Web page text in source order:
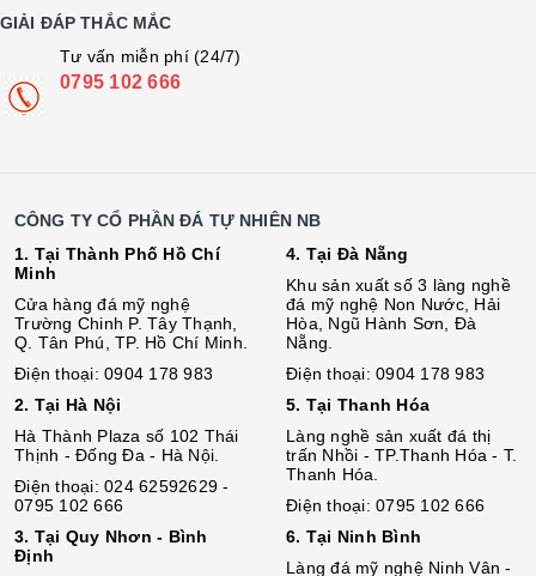
GIẢI ĐÁP THẮC MẮC
Tư vấn miễn phí (24/7)
0795 102 666
CÔNG TY CỔ PHẦN ĐÁ TỰ NHIÊN NB
1. Tại Thành Phố Hồ Chí
Minh
Cửa hàng đá mỹ nghệ
Trường Chinh P. Tây Thạnh,
Q. Tân Phú, TP. Hồ Chí Minh.
Điện thoại: 0904 178 983
2. Tại Hà Nội
Hà Thành Plaza số 102 Thái
Thịnh - Đống Đa - Hà Nội.
Điện thoại: 024 62592629 -
0795 102 666
3. Tại Quy Nhơn - Bình
Định
4. Tại Đà Nẵng
Khu sản xuất số 3 làng nghề
đá mỹ nghệ Non Nước, Hải
Hòa, Ngũ Hành Sơn, Đà
Nẵng.
Điện thoại: 0904 178 983
5. Tại Thanh Hóa
Làng nghề sản xuất đá thị
trấn Nhồi - TP.Thanh Hóa - T.
Thanh Hóa.
Điện thoại: 0795 102 666
6. Tại Ninh Bình
Làng đá mỹ nghệ Ninh Vân -